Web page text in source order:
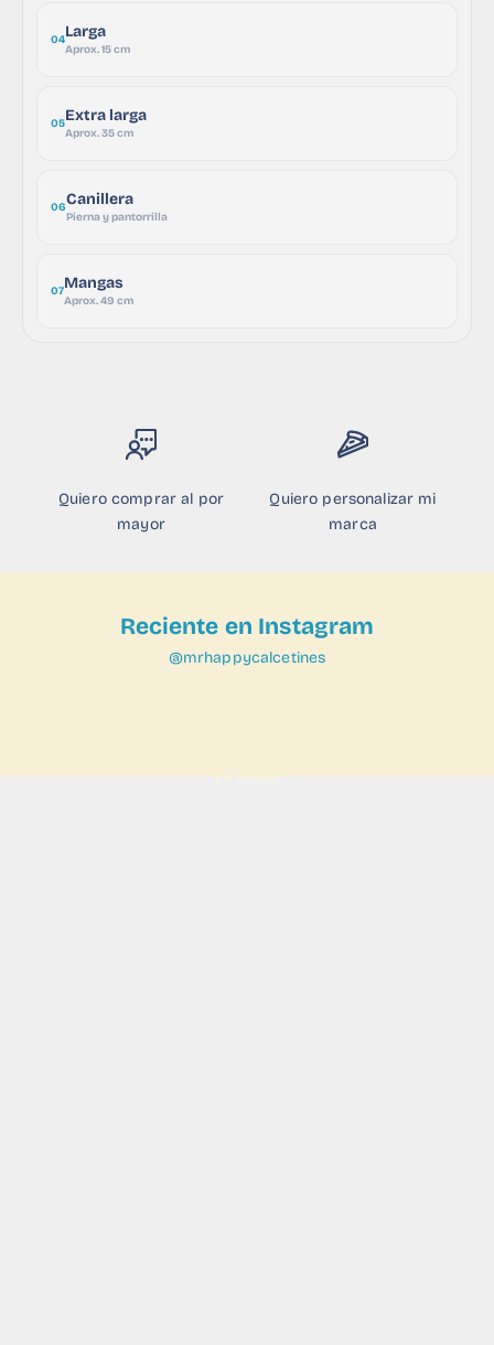
04Larga
Aprox. 15 cm
05Extra larga
Aprox. 35 cm
06Canillera
Pierna y pantorrilla
07Mangas
Aprox. 49 cm
Quiero comprar al por
mayor
Quiero personalizar mi
marca
Reciente en Instagram
@mrhappycalcetines
26 AÑOS